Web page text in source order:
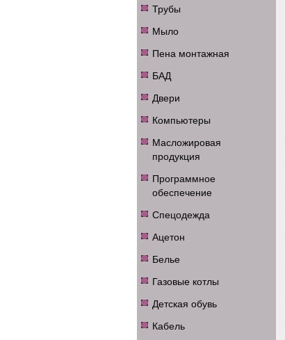
Трубы
Мыло
Пена монтажная
БАД
Двери
Компьютеры
Масложировая
продукция
Программное
обеспечение
Спецодежда
Ацетон
Белье
Газовые котлы
Детская обувь
Кабель